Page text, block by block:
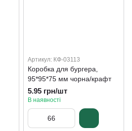
Артикул: КФ-03113
Коробка для бургера,
95*95*75 мм чорна/крафт
5.95 грн/шт
В наявності